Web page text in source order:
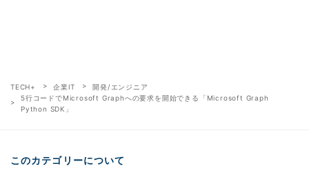
TECH+ 企業IT
開発/エンジニア
5行コードでMicrosoft Graphへの要求を開始できる「Microsoft Graph
Python SDK」
このカテゴリーについて